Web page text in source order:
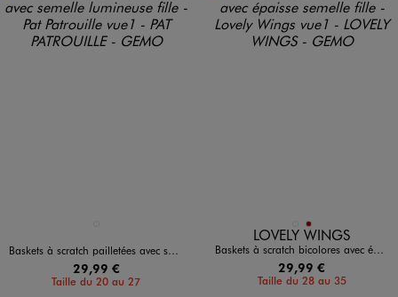
Baskets à scratch pailletées avec semelle lumineuse fille - Pat Patrouille
29,99 €
Taille du 20 au 27
Disponible en 2 coloris
BEIGE STANDARD
ROUGE FONCE
LOVELY WINGS
Baskets à scratch bicolores avec épaisse semelle fille - Lovely Wings
29,99 €
Taille du 28 au 35